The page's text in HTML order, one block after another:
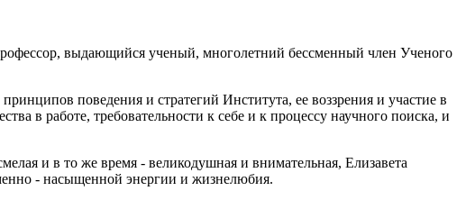
выдающийся ученый, многолетний бессменный член Ученого
поведения и стратегий Института, ее воззрения и участие в
в работе, требовательности к себе и к процессу научного поиска, и
и в то же время - великодушная и внимательная, Елизавета
- насыщенной энергии и жизнелюбия.